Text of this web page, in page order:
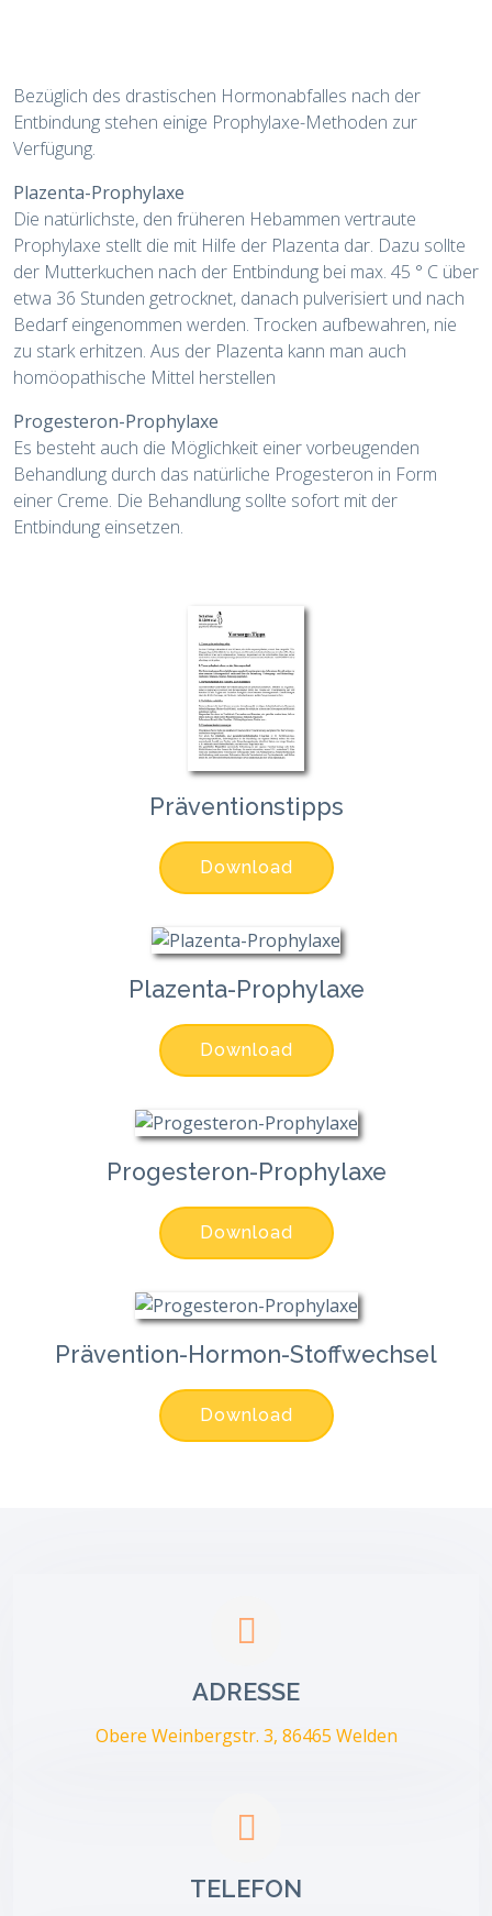
Bezüglich des drastischen Hormonabfalles nach der
Entbindung stehen einige Prophylaxe-Methoden zur
Verfügung.
Plazenta-Prophylaxe
Die natürlichste, den früheren Hebammen vertraute
Prophylaxe stellt die mit Hilfe der Plazenta dar. Dazu sollte
der Mutterkuchen nach der Entbindung bei max. 45 ° C über
etwa 36 Stunden getrocknet, danach pulverisiert und nach
Bedarf eingenommen werden. Trocken aufbewahren, nie
zu stark erhitzen. Aus der Plazenta kann man auch
homöopathische Mittel herstellen
Progesteron-Prophylaxe
Es besteht auch die Möglichkeit einer vorbeugenden
Behandlung durch das natürliche Progesteron in Form
einer Creme. Die Behandlung sollte sofort mit der
Entbindung einsetzen.
Präventionstipps
Download
Plazenta-Prophylaxe
Download
Progesteron-Prophylaxe
Download
Prävention-Hormon-Stoffwechsel
Download
ADRESSE
Obere Weinbergstr. 3, 86465 Welden
TELEFON